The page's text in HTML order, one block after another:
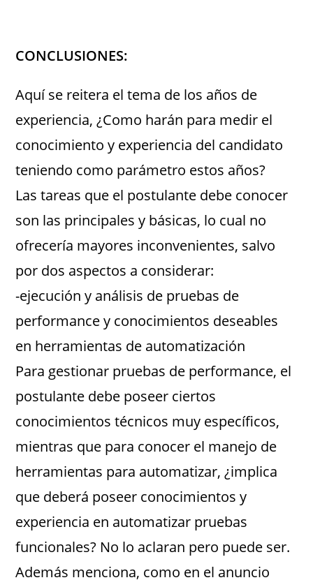
CONCLUSIONES:
Aquí se reitera el tema de los años de
experiencia, ¿Como harán para medir el
conocimiento y experiencia del candidato
teniendo como parámetro estos años?
Las tareas que el postulante debe conocer
son las principales y básicas, lo cual no
ofrecería mayores inconvenientes, salvo
por dos aspectos a considerar:
-ejecución y análisis de pruebas de
performance y conocimientos deseables
en herramientas de automatización
Para gestionar pruebas de performance, el
postulante debe poseer ciertos
conocimientos técnicos muy específicos,
mientras que para conocer el manejo de
herramientas para automatizar, ¿implica
que deberá poseer conocimientos y
experiencia en automatizar pruebas
funcionales? No lo aclaran pero puede ser.
Además menciona, como en el anuncio